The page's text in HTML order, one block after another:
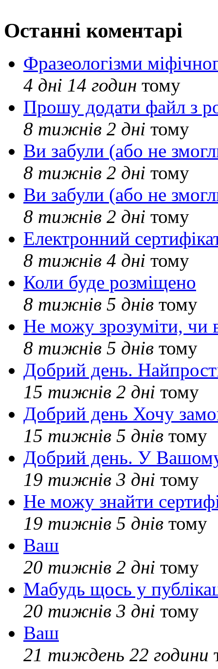
Останні коментарі
Фразеологізми
4 дні 14 годин тому
Прошу додати файл з
8 тижнів 2 дні тому
Ви забули (або не
8 тижнів 2 дні тому
Ви забули (або не
8 тижнів 2 дні тому
Електронний
8 тижнів 4 дні тому
Коли буде розміщено
8 тижнів 5 днів тому
Не можу зрозуміти, чи
8 тижнів 5 днів тому
Добрий день.
15 тижнів 2 дні тому
Добрий день Хочу
15 тижнів 5 днів тому
Добрий день. У Вашому
19 тижнів 3 дні тому
Не можу знайти
19 тижнів 5 днів тому
Ваш
20 тижнів 2 дні тому
Мабудь щось у
20 тижнів 3 дні тому
Ваш
21 тиждень 22 години